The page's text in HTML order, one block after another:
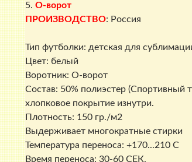
5. О-ворот
ПРОИЗВОДСТВО: Россия
Тип футболки: детская для
Цвет: белый
Воротник: О-ворот
Состав: 50% полиэстер (Спортивный
хлопковое покрытие изнутри.
Плотность: 150 гр./м2
Выдерживает многократные стирки
Температура переноса: +170...210 С
Время переноса: 30-60 СЕК.